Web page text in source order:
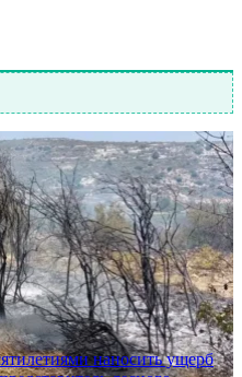
наносить ущерб